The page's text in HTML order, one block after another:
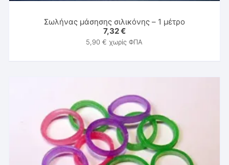
Σωλήνας μάσησης σιλικόνης – 1 μέτρο
7,32€
5,90€ χωρίς ΦΠΑ